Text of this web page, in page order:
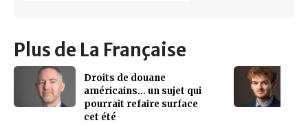
Plus de La Française
Droits de douane
américains… un sujet qui
pourrait refaire surface
cet été